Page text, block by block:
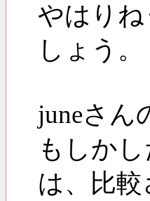
やはり
しょう。
juneさん
もしか
は、比